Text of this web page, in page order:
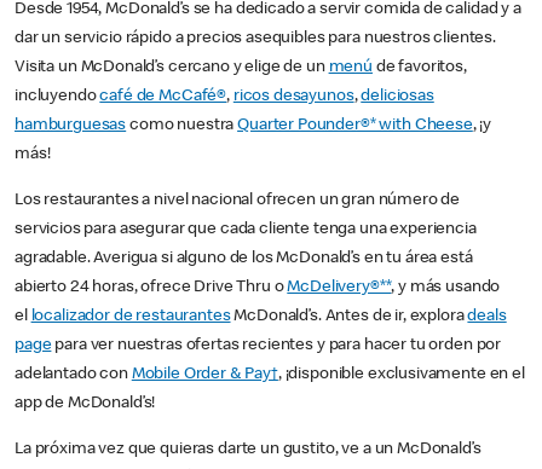
Desde 1954, McDonald’s se ha dedicado a servir comida de calidad y a
dar un servicio rápido a precios asequibles para nuestros clientes.
Visita un McDonald’s cercano y elige de un menú de favoritos,
incluyendocafé de McCafé®, ricos desayunos,deliciosas
hamburguesas como nuestraQuarter Pounder®* with Cheese, ¡y
más!
Los restaurantes a nivel nacional ofrecen un gran número de
servicios para asegurar que cada cliente tenga una experiencia
agradable. Averigua si alguno de los McDonald’s en tu área está
abierto 24 horas, ofrece Drive Thru oMcDelivery®**, y más usando
el localizador de restaurantesMcDonald’s. Antes de ir, exploradeals
pagepara ver nuestras ofertas recientes y para hacer tu orden por
adelantado con Mobile Order & Pay†, ¡disponible exclusivamente en el
app de McDonald’s!
La próxima vez que quieras darte un gustito, ve a un McDonald’s